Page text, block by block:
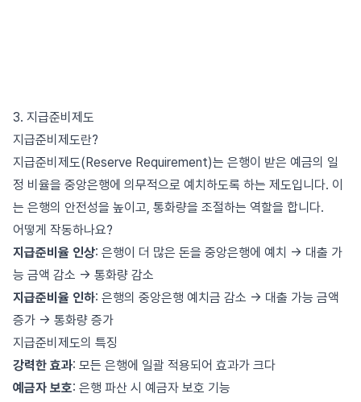
3. 지급준비제도
지급준비제도란?
지급준비제도(Reserve Requirement)는 은행이 받은 예금의 일
정 비율을 중앙은행에 의무적으로 예치하도록 하는 제도입니다. 이
는 은행의 안전성을 높이고, 통화량을 조절하는 역할을 합니다.
어떻게 작동하나요?
지급준비율 인상: 은행이 더 많은 돈을 중앙은행에 예치 → 대출 가
능 금액 감소 → 통화량 감소
지급준비율 인하: 은행의 중앙은행 예치금 감소 → 대출 가능 금액
증가 → 통화량 증가
지급준비제도의 특징
강력한 효과: 모든 은행에 일괄 적용되어 효과가 크다
예금자 보호: 은행 파산 시 예금자 보호 기능